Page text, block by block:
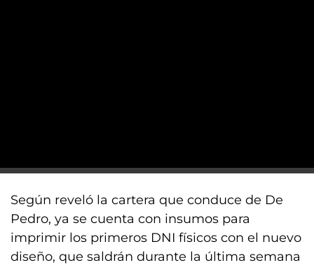
Según reveló la cartera que conduce de De
Pedro, ya se cuenta con insumos para
imprimir los primeros DNI físicos con el nuevo
diseño, que saldrán durante la última semana